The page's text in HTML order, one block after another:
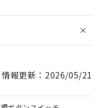
情報更新：2026/05/21